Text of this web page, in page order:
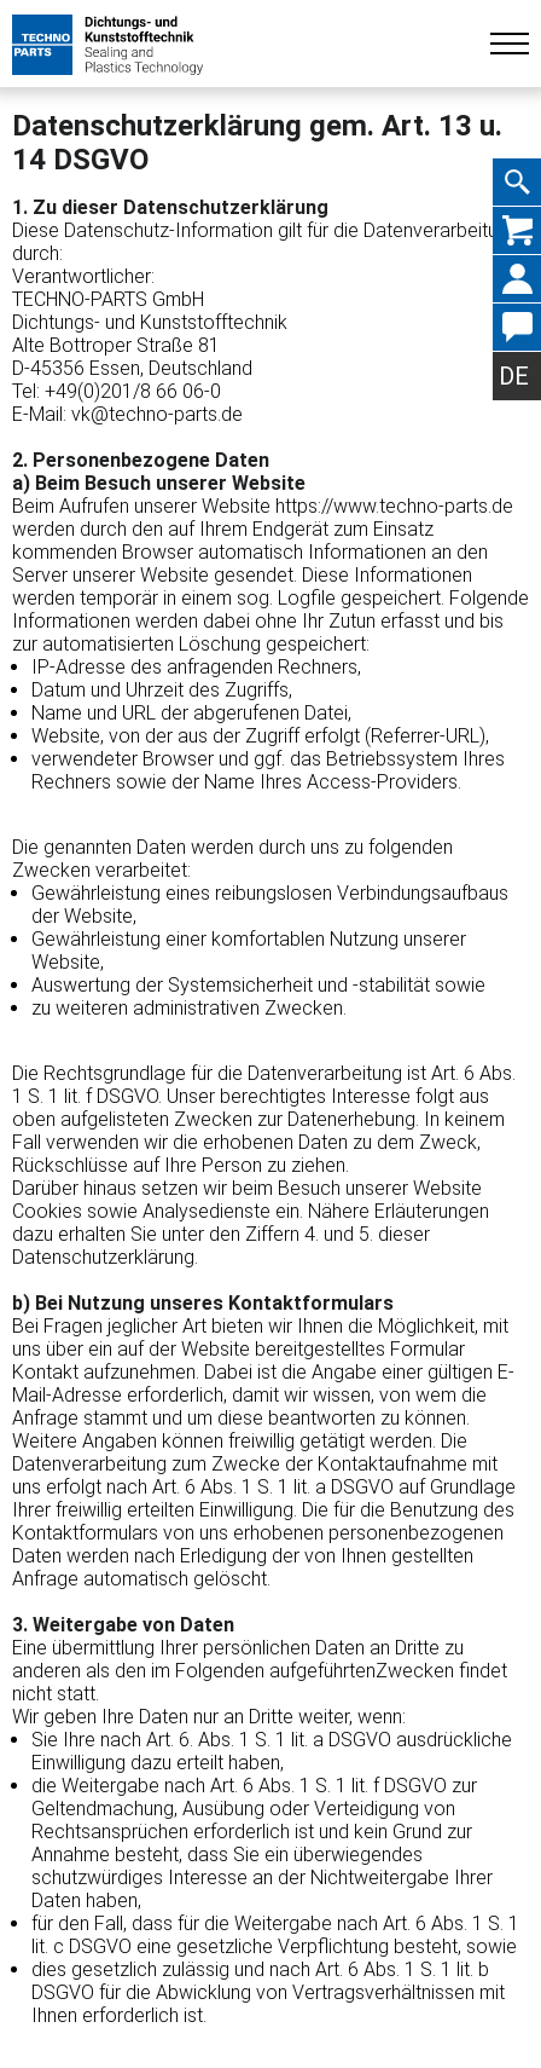
DE
Datenschutzerklärung gem. Art. 13 u.
14 DSGVO
1. Zu dieser Datenschutzerklärung
Diese Datenschutz-Information gilt für die Datenverarbeitung
durch:
Verantwortlicher:
TECHNO-PARTS GmbH
Dichtungs- und Kunststofftechnik
Alte Bottroper Straße 81
D-45356 Essen, Deutschland
Tel: +49(0)201/8 66 06-0
E-Mail: vk@techno-parts.de
2. Personenbezogene Daten
a) Beim Besuch unserer Website
Beim Aufrufen unserer Website https://www.techno-parts.de
werden durch den auf Ihrem Endgerät zum Einsatz
kommenden Browser automatisch Informationen an den
Server unserer Website gesendet. Diese Informationen
werden temporär in einem sog. Logfile gespeichert. Folgende
Informationen werden dabei ohne Ihr Zutun erfasst und bis
zur automatisierten Löschung gespeichert:
IP-Adresse des anfragenden Rechners,
Datum und Uhrzeit des Zugriffs,
Name und URL der abgerufenen Datei,
Website, von der aus der Zugriff erfolgt (Referrer-URL),
verwendeter Browser und ggf. das Betriebssystem Ihres
Rechners sowie der Name Ihres Access-Providers.
Die genannten Daten werden durch uns zu folgenden
Zwecken verarbeitet:
Gewährleistung eines reibungslosen Verbindungsaufbaus
der Website,
Gewährleistung einer komfortablen Nutzung unserer
Website,
Auswertung der Systemsicherheit und -stabilität sowie
zu weiteren administrativen Zwecken.
Die Rechtsgrundlage für die Datenverarbeitung ist Art. 6 Abs.
1 S. 1 lit. f DSGVO. Unser berechtigtes Interesse folgt aus
oben aufgelisteten Zwecken zur Datenerhebung. In keinem
Fall verwenden wir die erhobenen Daten zu dem Zweck,
Rückschlüsse auf Ihre Person zu ziehen.
Darüber hinaus setzen wir beim Besuch unserer Website
Cookies sowie Analysedienste ein. Nähere Erläuterungen
dazu erhalten Sie unter den Ziffern 4. und 5. dieser
Datenschutzerklärung.
b) Bei Nutzung unseres Kontaktformulars
Bei Fragen jeglicher Art bieten wir Ihnen die Möglichkeit, mit
uns über ein auf der Website bereitgestelltes Formular
Kontakt aufzunehmen. Dabei ist die Angabe einer gültigen E-
Mail-Adresse erforderlich, damit wir wissen, von wem die
Anfrage stammt und um diese beantworten zu können.
Weitere Angaben können freiwillig getätigt werden. Die
Datenverarbeitung zum Zwecke der Kontaktaufnahme mit
uns erfolgt nach Art. 6 Abs. 1 S. 1 lit. a DSGVO auf Grundlage
Ihrer freiwillig erteilten Einwilligung. Die für die Benutzung des
Kontaktformulars von uns erhobenen personenbezogenen
Daten werden nach Erledigung der von Ihnen gestellten
Anfrage automatisch gelöscht.
3. Weitergabe von Daten
Eine übermittlung Ihrer persönlichen Daten an Dritte zu
anderen als den im Folgenden aufgeführtenZwecken findet
nicht statt.
Wir geben Ihre Daten nur an Dritte weiter, wenn:
Sie Ihre nach Art. 6. Abs. 1 S. 1 lit. a DSGVO ausdrückliche
Einwilligung dazu erteilt haben,
die Weitergabe nach Art. 6 Abs. 1 S. 1 lit. f DSGVO zur
Geltendmachung, Ausübung oder Verteidigung von
Rechtsansprüchen erforderlich ist und kein Grund zur
Annahme besteht, dass Sie ein überwiegendes
schutzwürdiges Interesse an der Nichtweitergabe Ihrer
Daten haben,
für den Fall, dass für die Weitergabe nach Art. 6 Abs. 1 S. 1
lit. c DSGVO eine gesetzliche Verpflichtung besteht, sowie
dies gesetzlich zulässig und nach Art. 6 Abs. 1 S. 1 lit. b
DSGVO für die Abwicklung von Vertragsverhältnissen mit
Ihnen erforderlich ist.